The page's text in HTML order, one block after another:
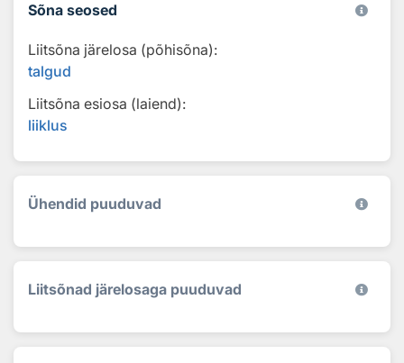
Sõna seosed
Liitsõna järelosa (põhisõna):
talgud
Liitsõna esiosa (laiend):
liiklus
Ühendid puuduvad
Liitsõnad järelosaga puuduvad